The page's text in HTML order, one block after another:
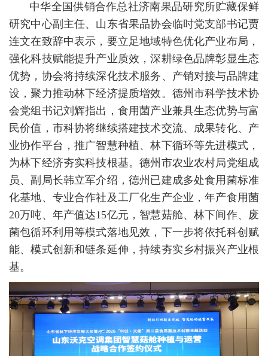
中华全国供销合作总社济南果品研究所贮藏保鲜
研究中心副主任、山东省果品协会临时党支部书记贾
连文在致辞中表示，要立足地域特色优化产业布局，
强化科技赋能提升产业质效，深耕绿色品牌彰显生态
优势，协会将持续深化技术服务、产销对接与品牌建
设，聚力推动林下经济提质增效。德州市科学技术协
会党组书记刘辉指出，食用菌产业兼具生态优势与富
民价值，市科协将继续搭建技术交流、成果转化、产
业协作平台，推广智慧种植、林下循环等先进模式，
为林下经济夯实科技根基。德州市农业农村局党组成
员、副局长韩立军介绍，德州已建成多处食用菌标准
化基地、专业合作社及工厂化生产企业，年产食用菌
20万吨、年产值达15亿元，智慧菇舱、林下间作、废
菌包循环利用等模式落地见效，下一步将依托科创赋
能、模式创新和链条延伸，持续夯实乡村振兴产业根
基。